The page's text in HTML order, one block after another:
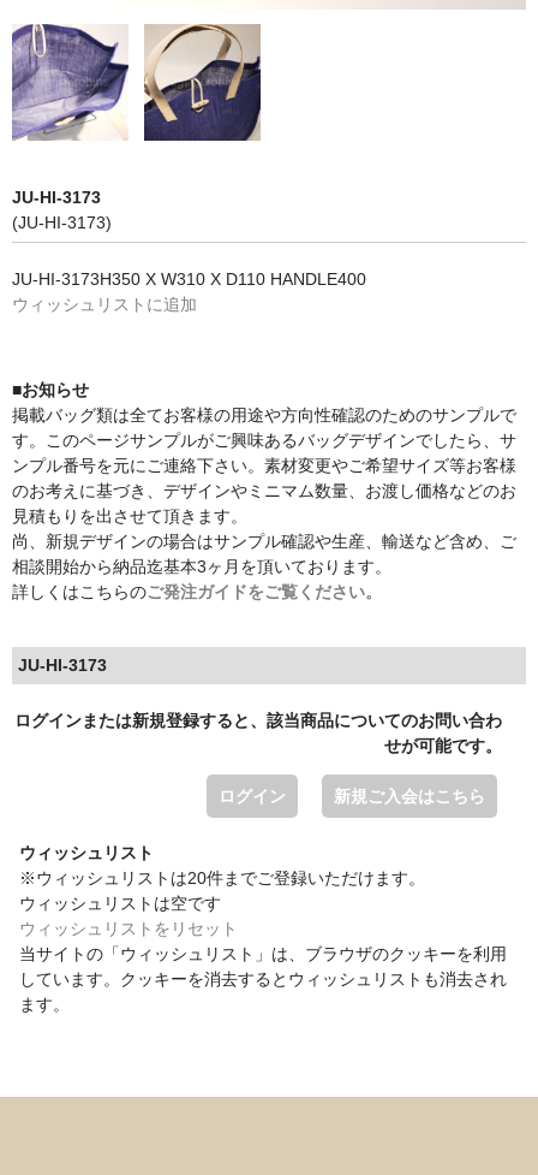
JU-HI-3173
(JU-HI-3173)
JU-HI-3173H350 X W310 X D110 HANDLE400
ウィッシュリストに追加
■お知らせ
掲載バッグ類は全てお客様の用途や方向性確認のためのサンプルで
す。このページサンプルがご興味あるバッグデザインでしたら、サ
ンプル番号を元にご連絡下さい。素材変更やご希望サイズ等お客様
のお考えに基づき、デザインやミニマム数量、お渡し価格などのお
見積もりを出させて頂きます。
尚、新規デザインの場合はサンプル確認や生産、輸送など含め、ご
相談開始から納品迄基本3ヶ月を頂いております。
詳しくはこちらのご発注ガイドをご覧ください。
JU-HI-3173
ログインまたは新規登録すると、該当商品についてのお問い合わ
せが可能です。
ログイン 新規ご入会はこちら
ウィッシュリスト
※ウィッシュリストは20件までご登録いただけます。
ウィッシュリストは空です
ウィッシュリストをリセット
当サイトの「ウィッシュリスト」は、ブラウザのクッキーを利用
しています。クッキーを消去するとウィッシュリストも消去され
ます。